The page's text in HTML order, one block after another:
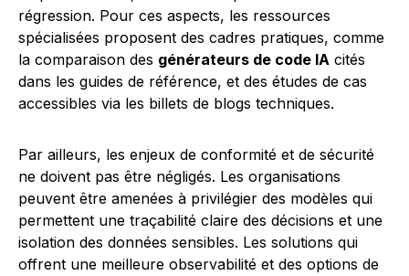
régression. Pour ces aspects, les ressources
spécialisées proposent des cadres pratiques, comme
la comparaison des générateurs de code IA cités
dans les guides de référence, et des études de cas
accessibles via les billets de blogs techniques.
Par ailleurs, les enjeux de conformité et de sécurité
ne doivent pas être négligés. Les organisations
peuvent être amenées à privilégier des modèles qui
permettent une traçabilité claire des décisions et une
isolation des données sensibles. Les solutions qui
offrent une meilleure observabilité et des options de